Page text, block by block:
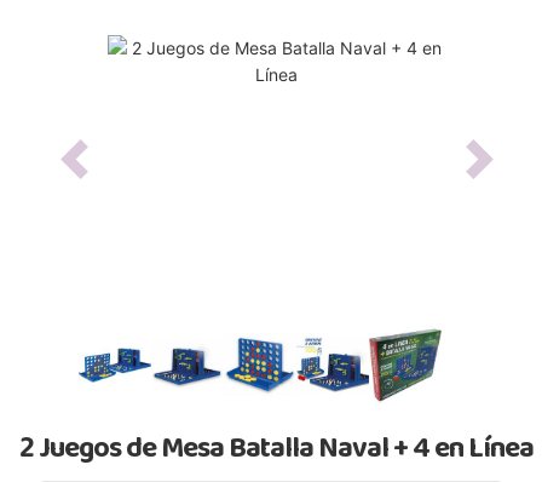
Previous Next
2 Juegos de Mesa Batalla Naval + 4 en Línea